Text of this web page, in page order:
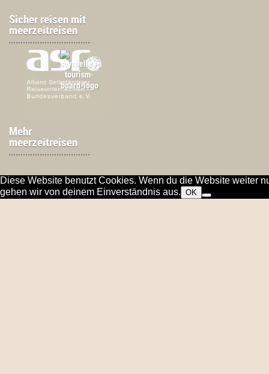
Sicher reisen mit
meerzeitreisen
Mehr
meerzeitreisen
Diese Website benutzt Cookies. Wenn du die Website weiter
gehen wir von deinem Einverständnis aus. OK